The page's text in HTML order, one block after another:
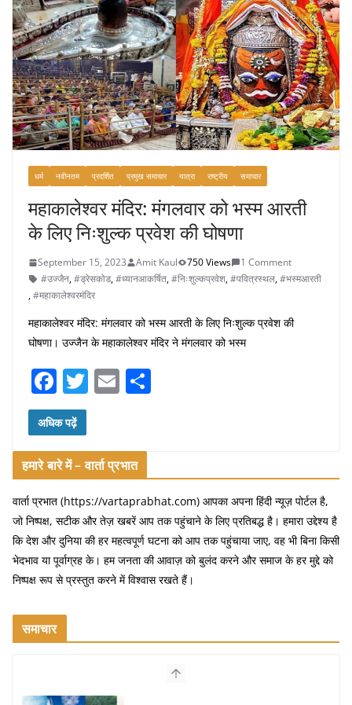
धर्म नवीनतम प्रदर्शित प्रमुख समाचार यात्रा राष्ट्रीय समाचार
महाकालेश्वर मंदिर: मंगलवार को भस्म आरती
के लिए निःशुल्क प्रवेश की घोषणा
September 15, 2023 Amit Kaul 750 Views
1 Comment
#उज्जैन,#ड्रेसकोड,#ध्यानआकर्षित,#निःशुल्कप्रवेश,#पवित्रस्थल,#भस्मआरती
,#महाकालेश्वरमंदिर
महाकालेश्वर मंदिर: मंगलवार को भस्म आरती के लिए निःशुल्क प्रवेश की
घोषणा। उज्जैन के महाकालेश्वर मंदिर ने मंगलवार को भस्म
F
a
c
e
b
o
o
k
T
er
E
l
अधिक पढ़ें
हमारे बारे में – वार्ता प्रभात
वार्ता प्रभात (https://vartaprabhat.com) आपका अपना हिंदी न्यूज़ पोर्टल है,
जो निष्पक्ष, सटीक और तेज़ खबरें आप तक पहुंचाने के लिए प्रतिबद्ध है। हमारा उद्देश्य है
कि देश और दुनिया की हर महत्वपूर्ण घटना को आप तक पहुंचाया जाए, वह भी बिना किसी
भेदभाव या पूर्वाग्रह के। हम जनता की आवाज़ को बुलंद करने और समाज के हर मुद्दे को
निष्पक्ष रूप से प्रस्तुत करने में विश्वास रखते हैं।
समाचार